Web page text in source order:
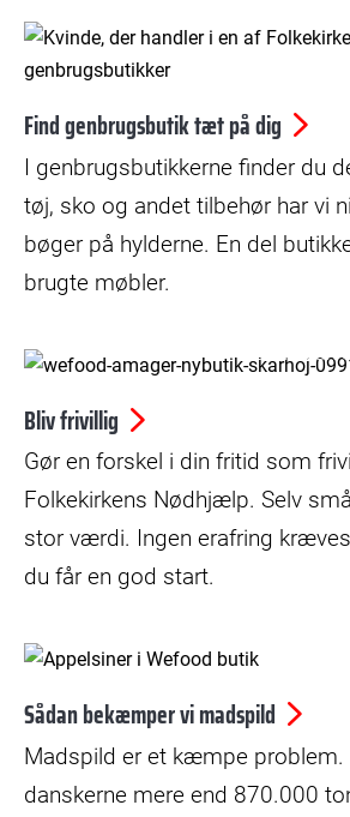
Find genbrugsbutik tæt på dig
I genbrugsbutikkerne finder du
tøj, sko og andet tilbehør har vi
bøger på hylderne. En del
brugte møbler.
© Kristian
Bliv frivillig
Gør en forskel i din fritid som
Folkekirkens Nødhjælp. Selv
stor værdi. Ingen erafring
du får en god start.
Sådan bekæmper vi madspild
Madspild er et kæmpe problem.
danskerne mere end 870.000